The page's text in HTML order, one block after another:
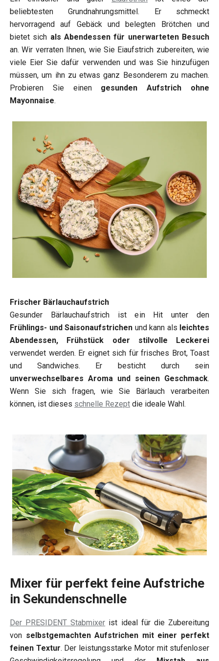
beliebtesten Grundnahrungsmittel. Er schmeckt
hervorragend auf Gebäck und belegten Brötchen und
bietet sich als Abendessen für unerwarteten Besuch
an. Wir verraten Ihnen, wie Sie Eiaufstrich zubereiten, wie
viele Eier Sie dafür verwenden und was Sie hinzufügen
müssen, um ihn zu etwas ganz Besonderem zu machen.
Probieren Sie einen gesunden Aufstrich ohne
Mayonnaise.
Frischer Bärlauchaufstrich
Gesunder Bärlauchaufstrich ist ein Hit unter den
Frühlings- und Saisonaufstrichen und kann als leichtes
Abendessen, Frühstück oder stilvolle Leckerei
verwendet werden. Er eignet sich für frisches Brot, Toast
und Sandwiches. Er besticht durch sein
unverwechselbares Aroma und seinen Geschmack.
Wenn Sie sich fragen, wie Sie Bärlauch verarbeiten
können, ist dieses schnelle Rezept die ideale Wahl.
Mixer für perfekt feine Aufstriche
in Sekundenschnelle
Der PRESIDENT Stabmixer ist ideal für die Zubereitung
von selbstgemachten Aufstrichen mit einer perfekt
feinen Textur. Der leistungsstarke Motor mit stufenloser